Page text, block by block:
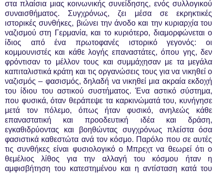
στα πλαίσια μιας κοινωνικής συνείδησης, ενός συλλογικού
συναισθήματος. Συγχρόνως, ζει μέσα σε εκρηκτικές
ιστορικές συνθήκες, βιώνει την άνοδο και την κυριαρχία του
ναζισμού στη Γερμανία, και το κυριότερο, διαμορφώνεται ο
ίδιος από ένα πρωτοφανές ιστορικό γεγονός: οι
κομμουνιστές και κάθε λογής επαναστάτες, όπου γης, δεν
φρόντισαν το μέλλον τους και συμμάχησαν με τα μεγάλα
καπιταλιστικά κράτη και τις οργανώσεις τους για να νικηθεί ο
ναζισμός – φασισμός, δηλαδή να νικηθεί μια ακραία εκδοχή
του ίδιου του αστικού συστήματος. Ένα αστικό σύστημα,
που φυσικά, όταν θεράπεψε τα καρκινώματά του, κυνήγησε
μετά τον πόλεμο, όπως ήταν φυσικό, ανηλεώς κάθε
επαναστατική και προοδευτική ιδέα και δράση,
εγκαθιδρύοντας και βοηθώντας συγχρόνως πλείστα όσα
φασιστικά καθεστώτα ανά τον κόσμο. Παρόλο που σε αυτές
τις συνθήκες είναι φυσιολογικό ο Μπρεχτ να θεωρεί ότι ο
θεμέλιος λίθος για την αλλαγή του κόσμου ήταν η
αμφισβήτηση του κατεστημένου και η αντίσταση κατά του